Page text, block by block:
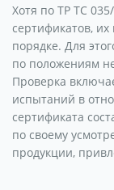
Хотя по ТР ТС
сертификатов,
порядке. Для
по положениям
Проверка
испытаний в
сертификата
по своему
продукции,